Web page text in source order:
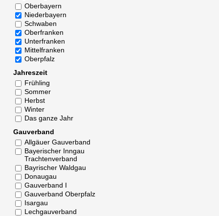
Oberbayern
Niederbayern
Schwaben
Oberfranken
Unterfranken
Mittelfranken
Oberpfalz
Jahreszeit
Frühling
Sommer
Herbst
Winter
Das ganze Jahr
Gauverband
Allgäuer Gauverband
Bayerischer Inngau
Trachtenverband
Bayrischer Waldgau
Donaugau
Gauverband I
Gauverband Oberpfalz
Isargau
Lechgauverband